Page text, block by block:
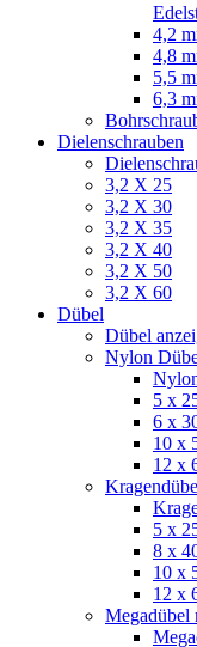
4,2
4,8
5,5
6,3
Dielenschrauben
3,2 X 25
3,2 X 30
3,2 X 35
3,2 X 40
3,2 X 50
3,2 X 60
Dübel
Dübel
Nylon
5 x
6 x
10 x
12 x
5 x
8 x
10 x
12 x
Megadübel